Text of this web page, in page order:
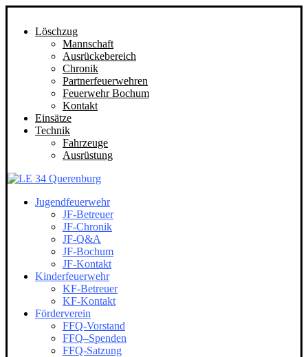
Löschzug
Mannschaft
Ausrückebereich
Chronik
Partnerfeuerwehren
Feuerwehr Bochum
Kontakt
Einsätze
Technik
Fahrzeuge
Ausrüstung
Jugendfeuerwehr
JF-Betreuer
JF-Chronik
JF-Q&A
JF-Bochum
JF-Kontakt
Kinderfeuerwehr
KF-Betreuer
KF-Kontakt
Förderverein
FFQ-Vorstand
FFQ–Spenden
FFQ-Satzung